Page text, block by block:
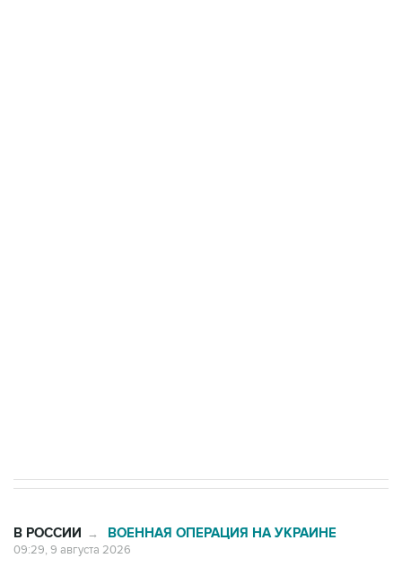
В РОССИИ → ВОЕННАЯ ОПЕРАЦИЯ НА УКРАИНЕ
09:29, 9 августа 2026